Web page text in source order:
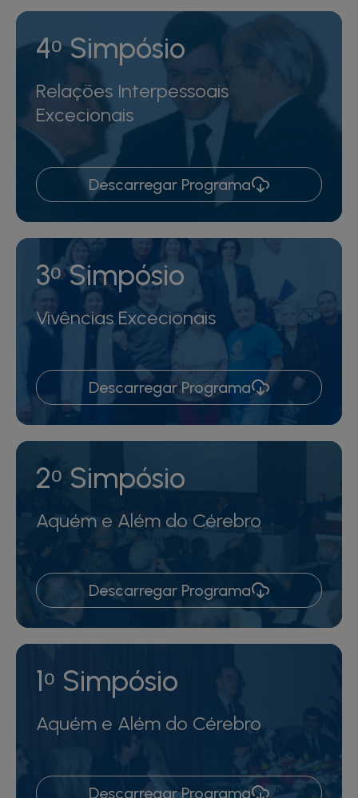
4ᵒ Simpósio
Relações Interpessoais
Excecionais
Descarregar Programa
3ᵒ Simpósio
Vivências Excecionais
Descarregar Programa
2ᵒ Simpósio
Aquém e Além do Cérebro
Descarregar Programa
1ᵒ Simpósio
Aquém e Além do Cérebro
Descarregar Programa